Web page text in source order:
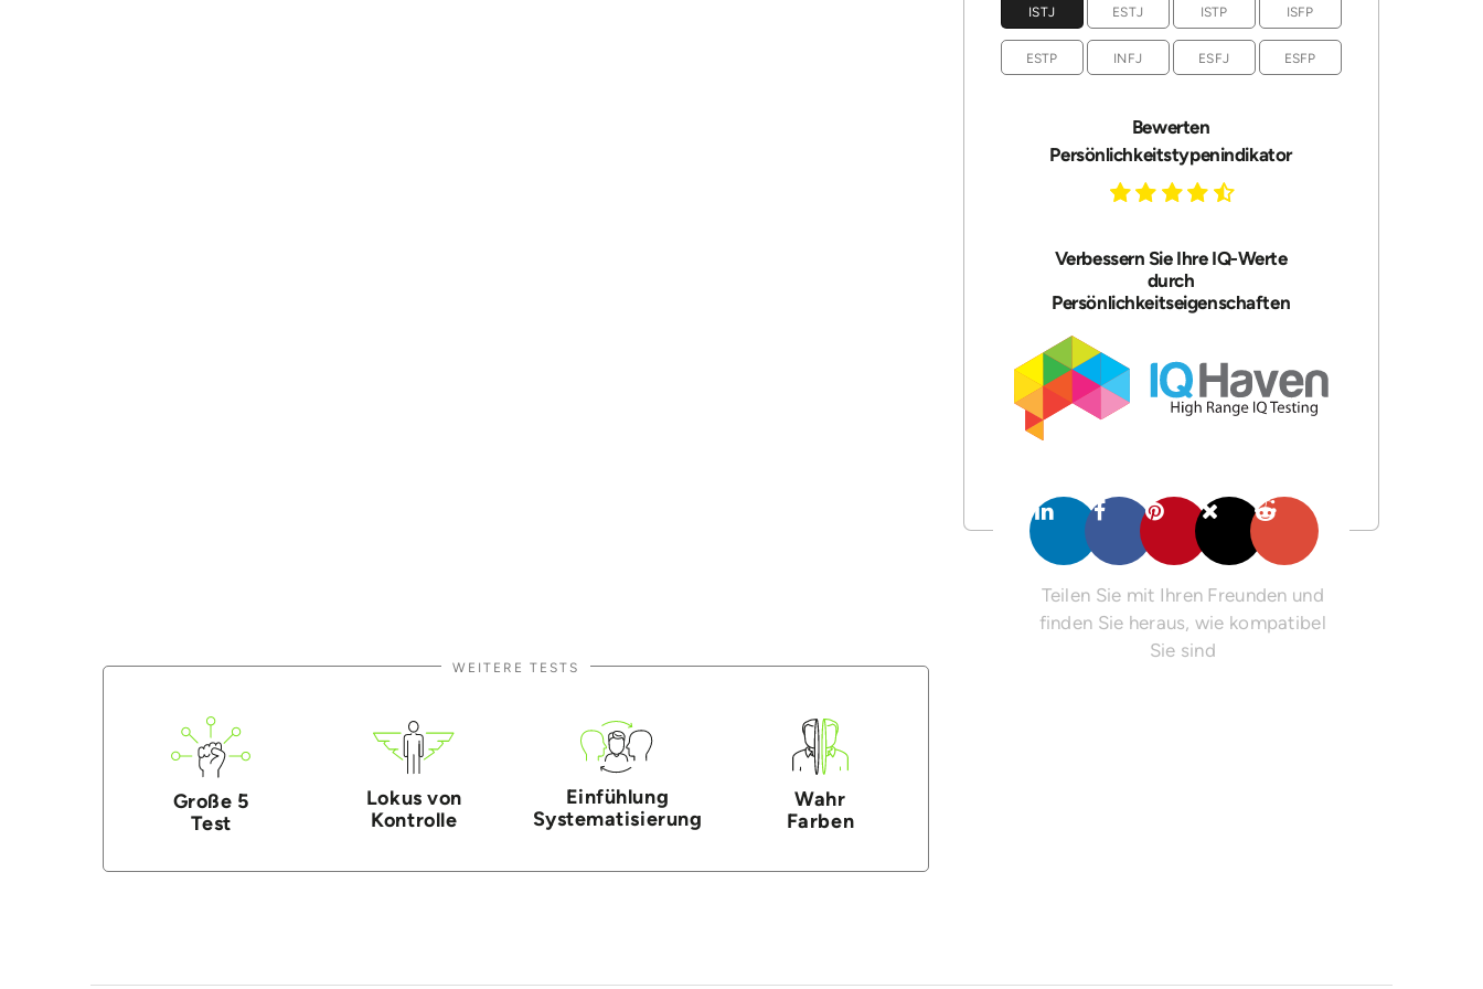
ISTJ ESTJ ISTP ISFP
ESTP INFJ ESFJ ESFP
Bewerten
Persönlichkeitstypenindikator
Verbessern Sie Ihre IQ-Werte
durch
Persönlichkeitseigenschaften
Teilen Sie mit Ihren Freunden und
finden Sie heraus, wie kompatibel
Sie sind
WEITERE TESTS
Große 5
Test
Lokus von
Kontrolle
Einfühlung
Systematisierung
Wahr
Farben